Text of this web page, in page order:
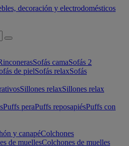
Sofás camaSofás 2
de pielSofás relaxSofás
Sillones relaxSillones relax
Puffs peraPuffs reposapiésPuffs con
y canapéColchones
de muellesColchones de muelles